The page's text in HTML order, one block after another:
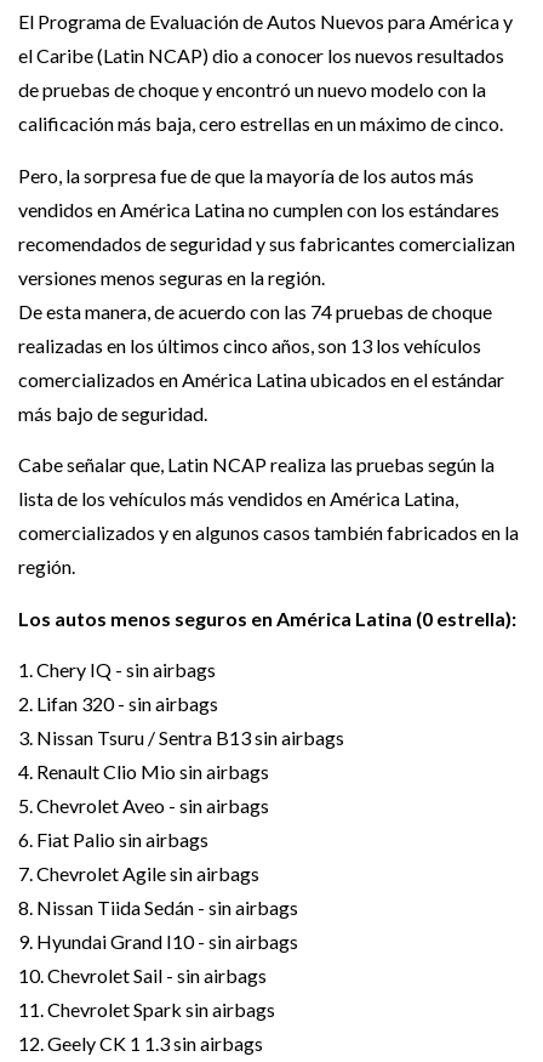
El Programa de Evaluación de Autos Nuevos para América y
el Caribe (Latin NCAP) dio a conocer los nuevos resultados
de pruebas de choque y encontró un nuevo modelo con la
calificación más baja, cero estrellas en un máximo de cinco.
Pero, la sorpresa fue de que la mayoría de los autos más
vendidos en América Latina no cumplen con los estándares
recomendados de seguridad y sus fabricantes comercializan
versiones menos seguras en la región.
De esta manera, de acuerdo con las 74 pruebas de choque
realizadas en los últimos cinco años, son 13 los vehículos
comercializados en América Latina ubicados en el estándar
más bajo de seguridad.
Cabe señalar que, Latin NCAP realiza las pruebas según la
lista de los vehículos más vendidos en América Latina,
comercializados y en algunos casos también fabricados en la
región.
Los autos menos seguros en América Latina (0 estrella):
1. Chery IQ - sin airbags
2. Lifan 320 - sin airbags
3. Nissan Tsuru / Sentra B13 sin airbags
4. Renault Clio Mio sin airbags
5. Chevrolet Aveo - sin airbags
6. Fiat Palio sin airbags
7. Chevrolet Agile sin airbags
8. Nissan Tiida Sedán - sin airbags
9. Hyundai Grand I10 - sin airbags
10. Chevrolet Sail - sin airbags
11. Chevrolet Spark sin airbags
12. Geely CK 1 1.3 sin airbags